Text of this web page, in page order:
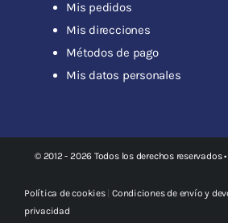
Mis pedidos
Mis direcciones
Métodos de pago
Mis datos personales
© 2012 - 2026 Todos los derechos reservados
Política de cookies|Condiciones de envío y
privacidad